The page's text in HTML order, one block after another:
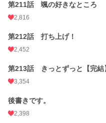
第211話 颯の好きなところ
2,816
第212話 打ち上げ！
2,452
第213話 きっとずっと【完結
3,354
後書きです。
2,398